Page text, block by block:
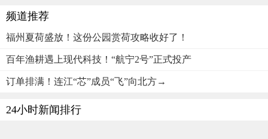
频道推荐
福州夏荷盛放！这份公园赏荷攻略收好了！
百年渔耕遇上现代科技！“航宁2号”正式投产
订单排满！连江“芯”成员“飞”向北方→
24小时新闻排行